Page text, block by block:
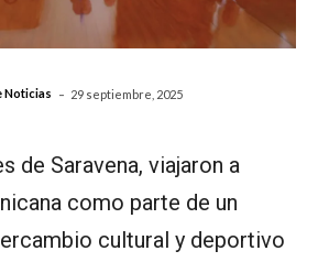
Noticias - 29 septiembre, 2025
de Saravena, viajaron a
como parte de un
cultural y deportivo